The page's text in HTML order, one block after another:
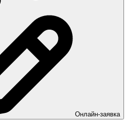
Онлайн-заявка